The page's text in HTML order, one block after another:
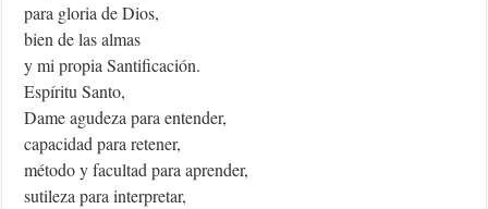
para gloria de Dios,
bien de las almas
y mi propia Santificación.
Espíritu Santo,
Dame agudeza para entender,
capacidad para retener,
método y facultad para aprender,
sutileza para interpretar,